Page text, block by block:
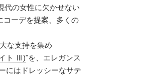
代の女性に欠かせない
コーデを提案、多くの
な支持を集め
ト Ⅲ)"を、エレガンス
にはドレッシーなサテ